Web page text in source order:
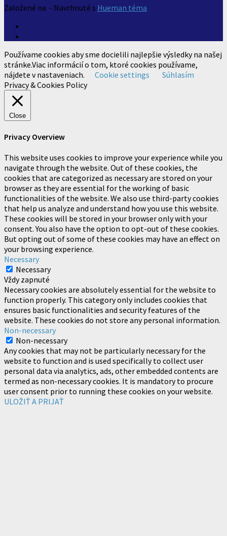
Založené na - Navrhnuté s Hueman téma
Používame cookies aby sme docielili najlepšie výsledky na našej
stránke.Viac informácií o tom, ktoré cookies používame,
nájdete v nastaveniach.
Cookie settings
Súhlasím
Privacy & Cookies Policy
Close
Privacy Overview
This website uses cookies to improve your experience while you
navigate through the website. Out of these cookies, the
cookies that are categorized as necessary are stored on your
browser as they are essential for the working of basic
functionalities of the website. We also use third-party cookies
that help us analyze and understand how you use this website.
These cookies will be stored in your browser only with your
consent. You also have the option to opt-out of these cookies.
But opting out of some of these cookies may have an effect on
your browsing experience.
Necessary
Necessary
Vždy zapnuté
Necessary cookies are absolutely essential for the website to
function properly. This category only includes cookies that
ensures basic functionalities and security features of the
website. These cookies do not store any personal information.
Non-necessary
Non-necessary
Any cookies that may not be particularly necessary for the
website to function and is used specifically to collect user
personal data via analytics, ads, other embedded contents are
termed as non-necessary cookies. It is mandatory to procure
user consent prior to running these cookies on your website.
ULOŽIŤ A PRIJAŤ